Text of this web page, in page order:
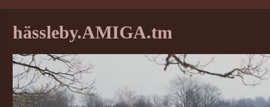
hässleby.AMIGA.tm